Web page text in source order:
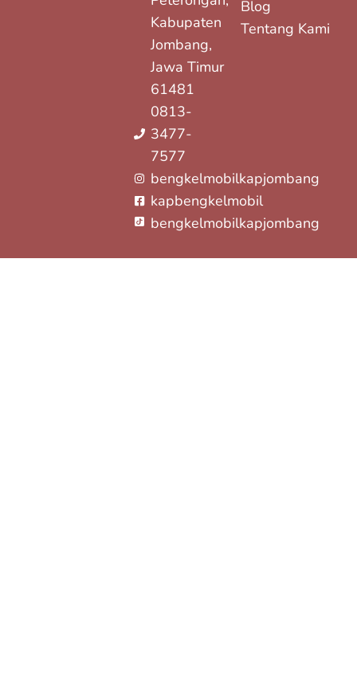
Kabupaten
Jombang,
Jawa Timur
61481
0813-
3477-
7577
bengkelmobilkapjombang
kapbengkelmobil
bengkelmobilkapjombang
Blog
Tentang Kami